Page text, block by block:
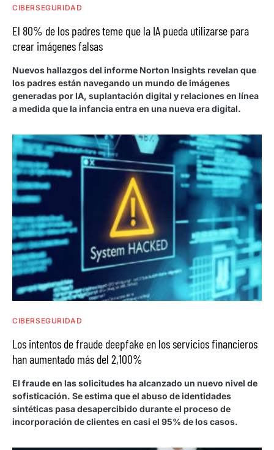
CIBERSEGURIDAD
El 80% de los padres teme que la IA pueda utilizarse para
crear imágenes falsas
Nuevos hallazgos del informe Norton Insights revelan que
los padres están navegando un mundo de imágenes
generadas por IA, suplantación digital y relaciones en línea
a medida que la infancia entra en una nueva era digital.
CIBERSEGURIDAD
Los intentos de fraude deepfake en los servicios financieros
han aumentado más del 2,100%
El fraude en las solicitudes ha alcanzado un nuevo nivel de
sofisticación. Se estima que el abuso de identidades
sintéticas pasa desapercibido durante el proceso de
incorporación de clientes en casi el 95% de los casos.